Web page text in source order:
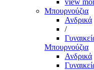
view
Μπουρνούζια
Ανδρικά
/
Μπουρνούζια
Ανδρικά